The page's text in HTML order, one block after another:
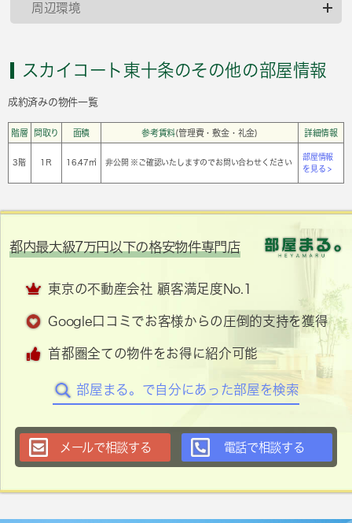
周辺環境
スカイコート東十条のその他の部屋情報
成約済みの物件一覧
階層 間取り 面積 参考賃料(管理費・敷金・礼金) 詳細情報
3階 1Ｒ 16.47㎡ 非公開 ※ご確認いたしますのでお問い合わせください
部屋情報
を見る >
都内最大級7万円以下の格安物件専門店
東京の不動産会社 顧客満足度No.1
Google口コミでお客様からの圧倒的支持を獲得
首都圏全ての物件をお得に紹介可能
部屋まる。で自分にあった部屋を検索
メールで相談する 電話で相談する